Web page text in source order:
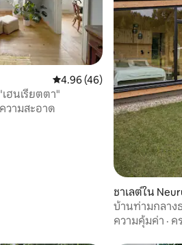
คะแนนเฉลี่ย 4.96 จาก 5, 46
4.96 (46)
ฮนเรียตตา"
ความสะอาด
ชาเลต์ใน
บ้านท่ามกลาง
สถาปนิก
ความคุ้มค่า · ค